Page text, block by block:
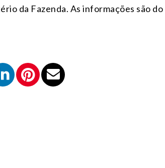
da Fazenda. As informações são do